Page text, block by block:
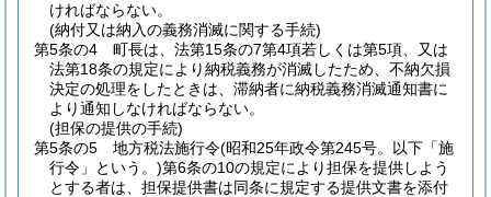
ければならない。
(納付又は納入の義務消滅に関する手続)
第5条の4
町長は、法第15条の7第4項若しくは第5項、又は
法第18条の規定により納税義務が消滅したため、不納欠損
決定の処理をしたときは、滞納者に納税義務消滅通知書に
より通知しなければならない。
(担保の提供の手続)
第5条の5
地方税法施行令(昭和25年政令第245号。以下「施
行令」という。)第6条の10の規定により担保を提供しよう
とする者は、担保提供書は同条に規定する提供文書を添付